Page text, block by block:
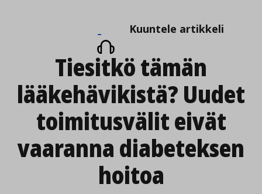
Kuuntele
artikkeli
Kuuntele artikkeli
Tiesitkö tämän
lääkehävikistä? Uudet
toimitusvälit eivät
vaaranna diabeteksen
hoitoa